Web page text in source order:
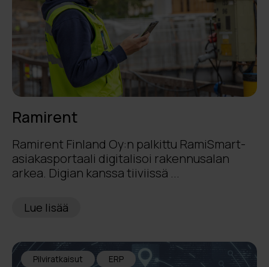
Ramirent
Ramirent Finland Oy:n palkittu RamiSmart-
asiakasportaali digitalisoi rakennusalan
arkea. Digian kanssa tiiviissä ...
Lue lisää
Pilviratkaisut ERP